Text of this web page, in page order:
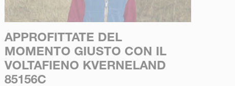
APPROFITTATE DEL
MOMENTO GIUSTO CON IL
VOLTAFIENO KVERNELAND
85156C